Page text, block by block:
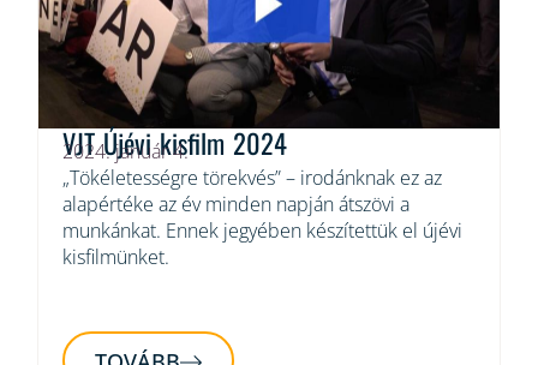
VJT Újévi kisfilm 2024
2024. január 4.
„Tökéletességre törekvés” – irodánknak ez az
alapértéke az év minden napján átszövi a
munkánkat. Ennek jegyében készítettük el újévi
kisfilmünket.